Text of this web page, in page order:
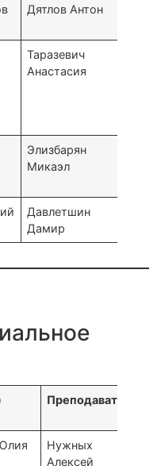
Дятлов Антон
Таразевич
Анастасия
Элизбарян
Микаэл
Давлетшин
Дамир
Преподаватель
Нужных
Алексей